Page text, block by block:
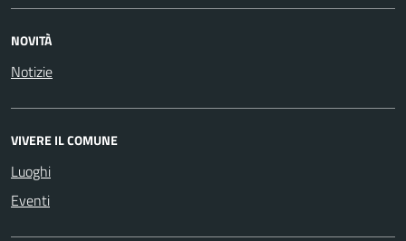
NOVITÀ
Notizie
VIVERE IL COMUNE
Luoghi
Eventi